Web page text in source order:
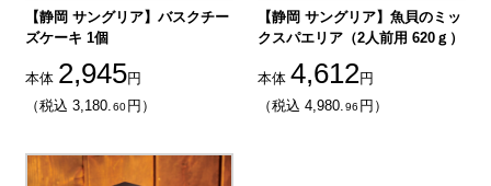
【静岡 サングリア】バスクチー
ズケーキ 1個
本体 2,945円
（税込 3,180.60 円）
【静岡 サングリア】魚貝のミッ
クスパエリア（2人前用 620ｇ）
本体 4,612円
（税込 4,980.96 円）